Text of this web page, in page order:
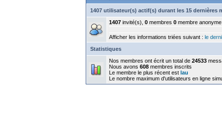
1407 utilisateur(s) actif(s) durant les 15 dernières
1407 invité(s), 0 membres 0 membre anonyme
Afficher les informations triées suivant : le
Statistiques
Nos membres ont écrit un total de 24533
Nous avons 608 membres inscrits
Le membre le plus récent est lau
Le nombre maximum d'utilisateurs en ligne